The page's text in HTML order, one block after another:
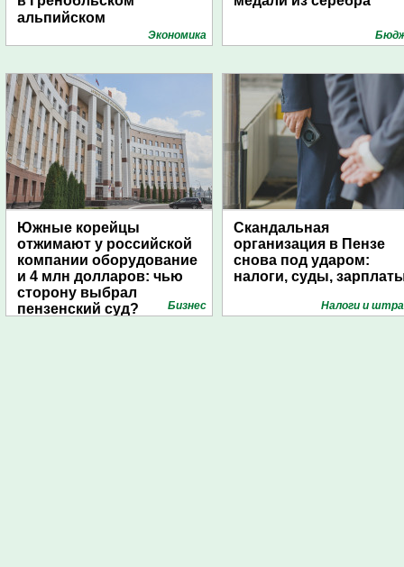
альпийском
Экономика
Южные корейцы
отжимают у российской
компании оборудование
и 4 млн долларов: чью
сторону выбрал
пензенский суд?
Бизнес
Скандальная
организация в Пензе
снова под ударом:
налоги, суды,
Налоги и